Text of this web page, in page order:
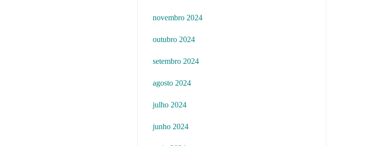
novembro 2024
outubro 2024
setembro 2024
agosto 2024
julho 2024
junho 2024